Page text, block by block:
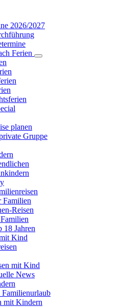
2026/2027
Ferien
planen
Gruppe
Familien
Reisen
18 Jahren
Kind
mit Kind
News
mit Kindern